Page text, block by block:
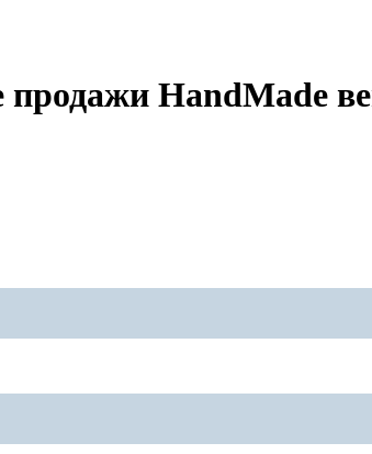
HandMade